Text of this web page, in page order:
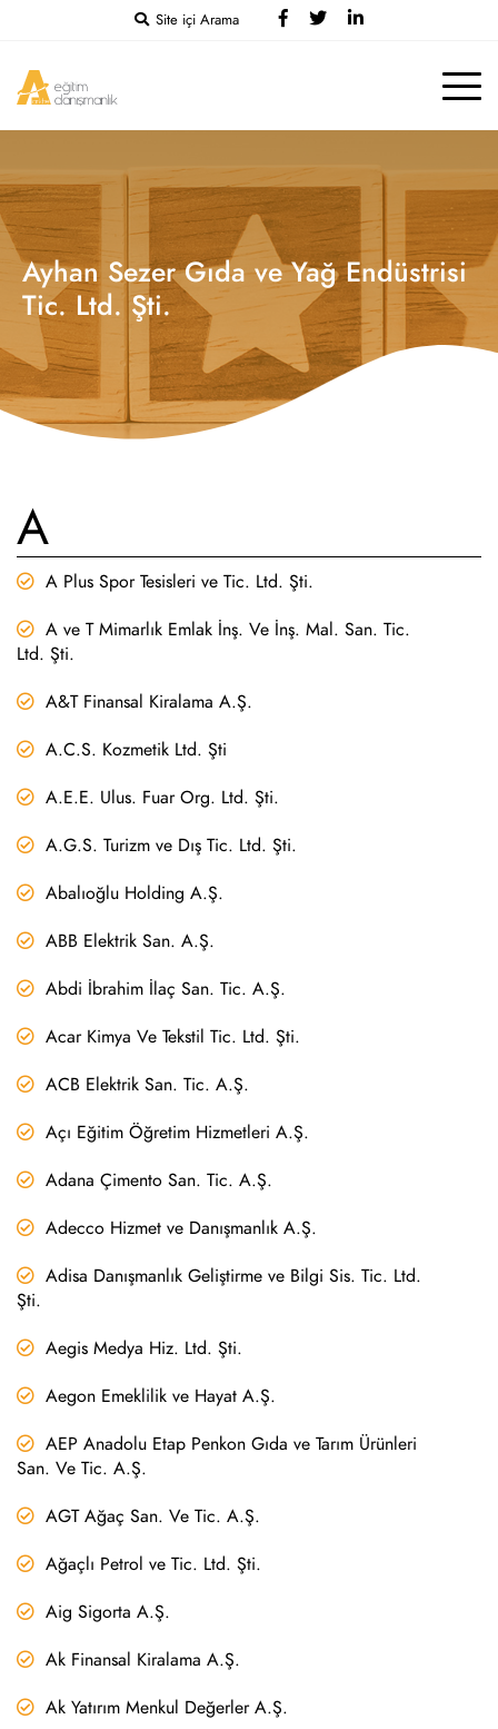
Site içi Arama
Ayhan Sezer Gıda ve Yağ Endüstrisi
Tic. Ltd. Şti.
A
A Plus Spor Tesisleri ve Tic. Ltd. Şti.
A ve T Mimarlık Emlak İnş. Ve İnş. Mal. San. Tic.
Ltd. Şti.
A&T Finansal Kiralama A.Ş.
A.C.S. Kozmetik Ltd. Şti
A.E.E. Ulus. Fuar Org. Ltd. Şti.
A.G.S. Turizm ve Dış Tic. Ltd. Şti.
Abalıoğlu Holding A.Ş.
ABB Elektrik San. A.Ş.
Abdi İbrahim İlaç San. Tic. A.Ş.
Acar Kimya Ve Tekstil Tic. Ltd. Şti.
ACB Elektrik San. Tic. A.Ş.
Açı Eğitim Öğretim Hizmetleri A.Ş.
Adana Çimento San. Tic. A.Ş.
Adecco Hizmet ve Danışmanlık A.Ş.
Adisa Danışmanlık Geliştirme ve Bilgi Sis. Tic. Ltd.
Şti.
Aegis Medya Hiz. Ltd. Şti.
Aegon Emeklilik ve Hayat A.Ş.
AEP Anadolu Etap Penkon Gıda ve Tarım Ürünleri
San. Ve Tic. A.Ş.
AGT Ağaç San. Ve Tic. A.Ş.
Ağaçlı Petrol ve Tic. Ltd. Şti.
Aig Sigorta A.Ş.
Ak Finansal Kiralama A.Ş.
Ak Yatırım Menkul Değerler A.Ş.